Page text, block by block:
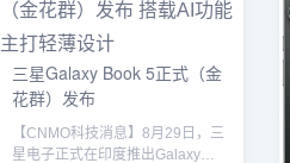
行业消息，三星显示计划在明年第
二季度末量产14英寸和16英寸
MacBook OLED面板，年产量预计
为200万至300万台。为推进量
产，三星显示将于今年底在其IT用
三星Galaxy Book 5正式（金
花群）发布
【CNMO科技消息】8月29日，三
星电子正式在印度推出Galaxy